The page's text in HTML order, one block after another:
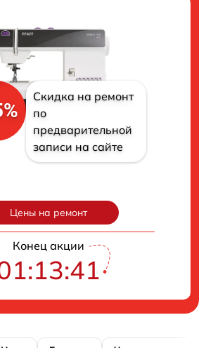
Скидка на ремонт
по
предварительной
записи на сайте
Цены на ремонт
Конец акции